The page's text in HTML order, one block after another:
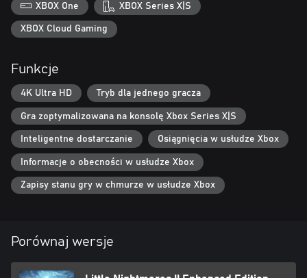
XBOX One XBOX Series X|S
XBOX Cloud Gaming
Funkcje
4K Ultra HD Tryb dla jednego gracza
Gra zoptymalizowana na konsolę Xbox Series X|S
Inteligentne dostarczanie Osiągnięcia w usłudze Xbox
Informacje o obecności w usłudze Xbox
Zapisy stanu gry w chmurze w usłudze Xbox
Porównaj wersje